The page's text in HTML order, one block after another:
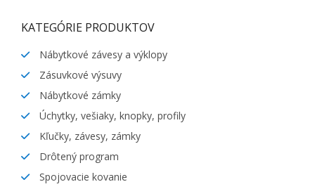
KATEGÓRIE PRODUKTOV
Nábytkové závesy a výklopy
Zásuvkové výsuvy
Nábytkové zámky
Úchytky, vešiaky, knopky, profily
Kľučky, závesy, zámky
Drôtený program
Spojovacie kovanie